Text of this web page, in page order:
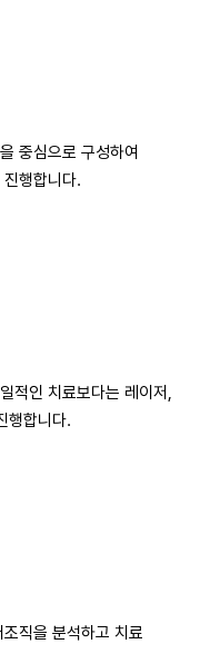
중심으로 구성하여
행합니다.
적인 치료보다는 레이저,
행합니다.
직을 분석하고 치료